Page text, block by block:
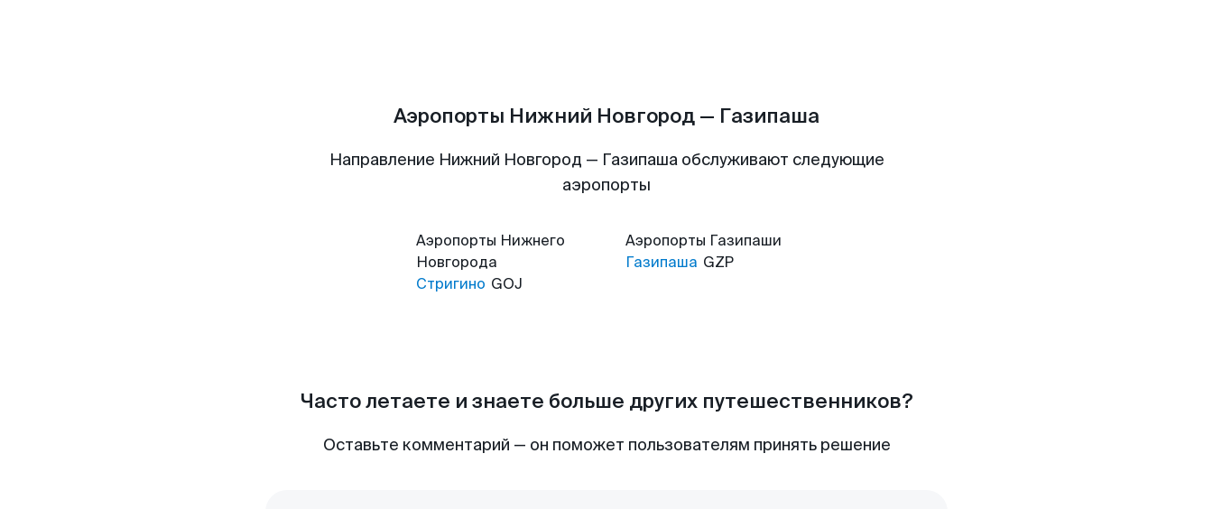
Аэропорты Нижний Новгород — Газипаша
Направление Нижний Новгород — Газипаша обслуживают следующие
аэропорты
Аэропорты Нижнего
Новгорода
Стригино GOJ
Аэропорты Газипаши
Газипаша GZP
Часто летаете и знаете больше других путешественников?
Оставьте комментарий — он поможет пользователям принять решение